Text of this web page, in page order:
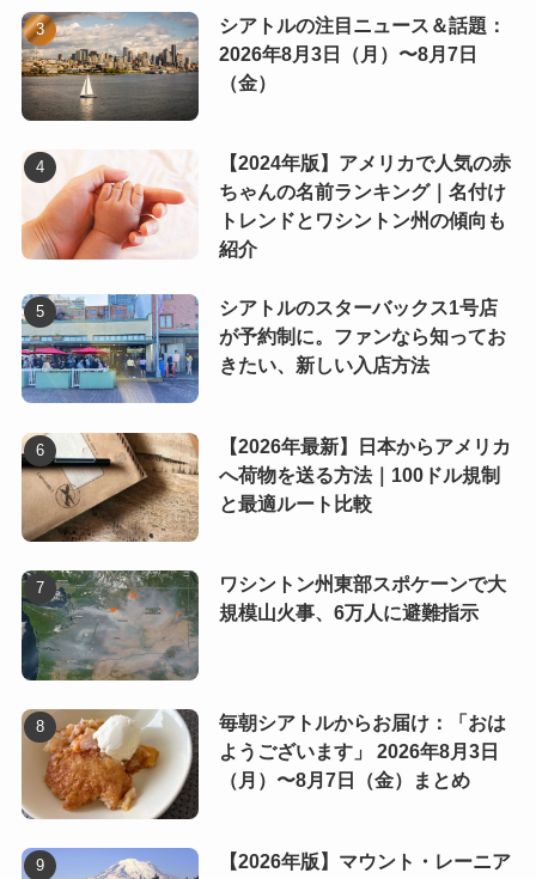
シアトルの注目ニュース＆話題：
2026年8月3日（月）〜8月7日
（金）
【2024年版】アメリカで人気の赤
ちゃんの名前ランキング｜名付け
トレンドとワシントン州の傾向も
紹介
シアトルのスターバックス1号店
が予約制に。ファンなら知ってお
きたい、新しい入店方法
【2026年最新】日本からアメリカ
へ荷物を送る方法｜100ドル規制
と最適ルート比較
ワシントン州東部スポケーンで大
規模山火事、6万人に避難指示
毎朝シアトルからお届け：「おは
ようございます」 2026年8月3日
（月）〜8月7日（金）まとめ
【2026年版】マウント・レーニア